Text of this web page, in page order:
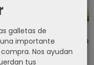
EX034
Flamenco Modelo
€
Calzado
140,50 €
galletas de
importante
Nos ayudan
tus